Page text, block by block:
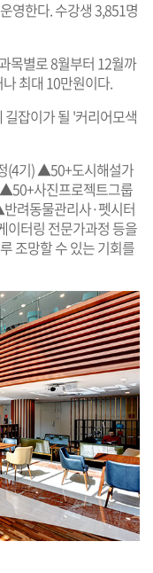
영한다. 수강생 3,851명
목별로 8월부터 12월까
최대 10만원이다.
잡이가 될 '커리어모색
(4기) ▲50+도시해설가
사진프로젝트그룹
려동물관리사·펫시터
터링 전문가과정 등을
조망할 수 있는 기회를